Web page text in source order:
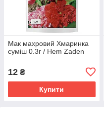
Мак махровий Хмаринка
суміш 0.3г / Hem Zaden
12 ₴
Купити